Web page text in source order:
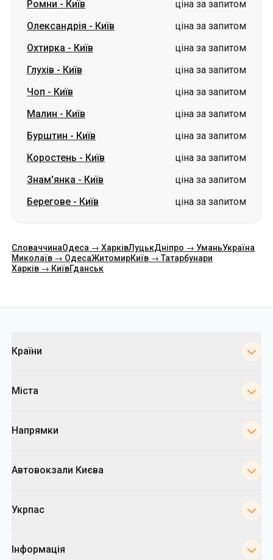
Ромни - Київ
ціна за запитом
Олександрія - Київ
ціна за запитом
Охтирка - Київ
ціна за запитом
Глухів - Київ
ціна за запитом
Чоп - Київ
ціна за запитом
Малин - Київ
ціна за запитом
Бурштин - Київ
ціна за запитом
Коростень - Київ
ціна за запитом
Знам'янка - Київ
ціна за запитом
Берегове - Київ ціна за запитом
СловаччинаОдеса → ХарківЛуцькДніпро → УманьУкраїна
Миколаїв → ОдесаЖитомирКиїв → Татарбунари
Харків → КиївГданськ
Країни
Міста
Напрямки
Автовокзали Києва
Укрпас
Інформація